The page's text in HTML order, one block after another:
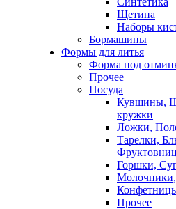
Щетина
Наборы
Бормашины
Формы для литья
Форма под
Прочее
Посуда
Кувшины,
кружки
Ложки,
Тарелки,
Горшки,
Прочее